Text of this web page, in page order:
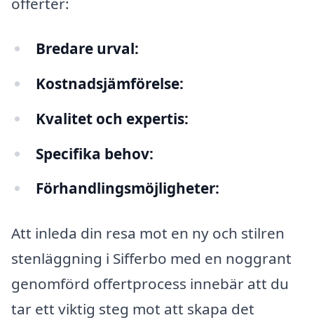
Bredare urval:
Kostnadsjämförelse:
Kvalitet och expertis:
Specifika behov:
Förhandlingsmöjligheter:
Att inleda din resa mot en ny och stilren
stenläggning i Sifferbo med en noggrant
genomförd offertprocess innebär att du
tar ett viktig steg mot att skapa det